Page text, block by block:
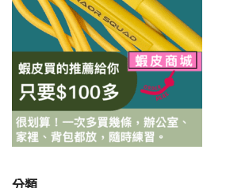
分類